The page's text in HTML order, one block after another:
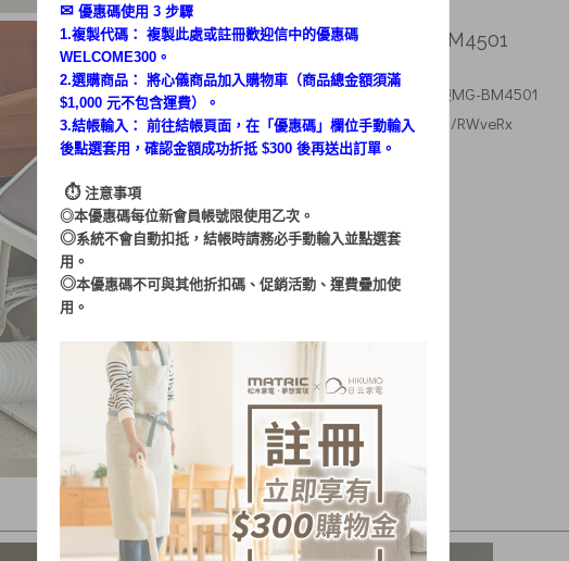
AG吃貨 ／體驗MG-BM4501
AG吃貨／體驗MG-BM4501
文章出處 ：https://reurl.cc/RWveRx
✉︎ 優惠碼使用 3 步驟
1.複製代碼： 複製此處或註冊歡迎信中的優惠碼
WELCOME300。
2.選購商品： 將心儀商品加入購物車（商品總金額須滿
$1,000 元不包含運費）。
3.結帳輸入： 前往結帳頁面，在「 優惠碼 」欄位手動輸入
後點選套用，確認金額成功折抵 $300 後再送出訂單。
⏱︎ 注意事項
◎本優惠碼每位新會員帳號限使用乙次。
◎系統不會自動扣抵，結帳時請務必手動輸入並點選套
用。
◎本優惠碼不可與其他折扣碼、促銷活動、運費疊加使
用。